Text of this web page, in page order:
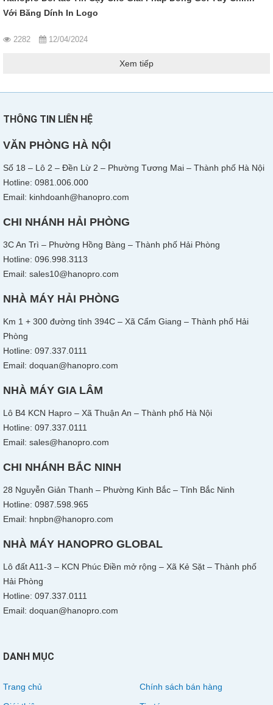
Với Băng Dính In Logo
2282 12/04/2024
Xem tiếp
THÔNG TIN LIÊN HỆ
VĂN PHÒNG HÀ NỘI
Số 18 – Lô 2 – Đền Lừ 2 – Phường Tương Mai – Thành phố Hà Nội
Hotline: 0981.006.000
Email: kinhdoanh@hanopro.com
CHI NHÁNH HẢI PHÒNG
3C An Trì – Phường Hồng Bàng – Thành phố Hải Phòng
Hotline: 096.998.3113
Email: sales10@hanopro.com
NHÀ MÁY HẢI PHÒNG
Km 1 + 300 đường tỉnh 394C – Xã Cẩm Giang – Thành phố Hải
Phòng
Hotline: 097.337.0111
Email: doquan@hanopro.com
NHÀ MÁY GIA LÂM
Lô B4 KCN Hapro – Xã Thuận An – Thành phố Hà Nội
Hotline: 097.337.0111
Email: sales@hanopro.com
CHI NHÁNH BẮC NINH
28 Nguyễn Giản Thanh – Phường Kinh Bắc – Tỉnh Bắc Ninh
Hotline: 0987.598.965
Email: hnpbn@hanopro.com
NHÀ MÁY HANOPRO GLOBAL
Lô đất A11-3 – KCN Phúc Điền mở rộng – Xã Kẻ Sặt – Thành phố
Hải Phòng
Hotline: 097.337.0111
Email: doquan@hanopro.com
DANH MỤC
Trang chủ
Chính sách bán hàng